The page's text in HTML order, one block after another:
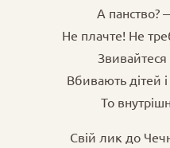
А панство?
Не плачте! Не
Звивайтеся
Вбивають дітей
То
Свій лик до